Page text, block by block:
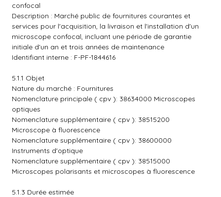
confocal
Description : Marché public de fournitures courantes et
services pour l'acquisition, la livraison et l'installation d'un
microscope confocal, incluant une période de garantie
initiale d'un an et trois années de maintenance
Identifiant interne : F-PF-1844616
5.1.1 Objet
Nature du marché : Fournitures
Nomenclature principale ( cpv ): 38634000 Microscopes
optiques
Nomenclature supplémentaire ( cpv ): 38515200
Microscope à fluorescence
Nomenclature supplémentaire ( cpv ): 38600000
Instruments d'optique
Nomenclature supplémentaire ( cpv ): 38515000
Microscopes polarisants et microscopes à fluorescence
5.1.3 Durée estimée